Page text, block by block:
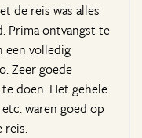
de reis was alles
Prima ontvangst te
een volledig
Zeer goede
doen. Het gehele
waren goed op
reis.